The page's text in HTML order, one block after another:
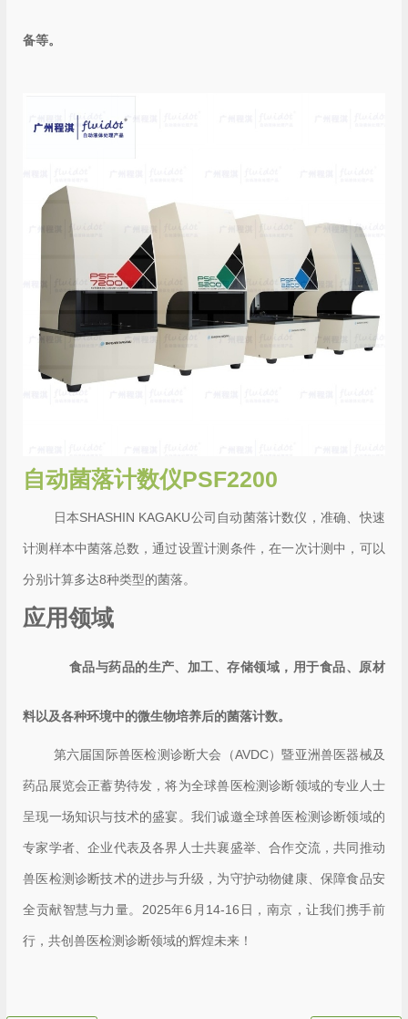
备等。
自动菌落计数仪PSF2200
日本SHASHIN KAGAKU公司自动菌落计数仪，准确、快速
计测样本中菌落总数，通过设置计测条件，在一次计测中，可以
分别计算多达8种类型的菌落。
应用领域
食品与药品的生产、加工、存储领域，用于食品、原材
料以及各种环境中的微生物培养后的菌落计数。
第六届国际兽医检测诊断大会（AVDC）暨亚洲兽医器械及
药品展览会正蓄势待发，将为全球兽医检测诊断领域的专业人士
呈现一场知识与技术的盛宴。我们诚邀全球兽医检测诊断领域的
专家学者、企业代表及各界人士共襄盛举、合作交流，共同推动
兽医检测诊断技术的进步与升级，为守护动物健康、保障食品安
全贡献智慧与力量。2025年6月14-16日，南京，让我们携手前
行，共创兽医检测诊断领域的辉煌未来！